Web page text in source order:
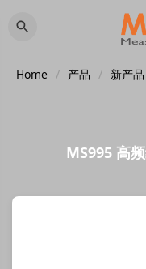
Home / 产品 / 新产品
MS995 高